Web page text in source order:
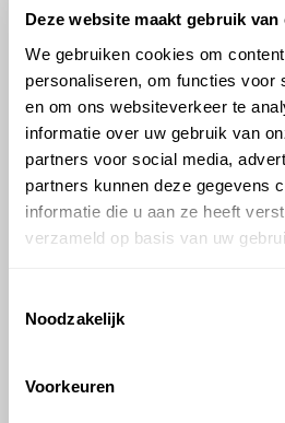
Deze website maakt gebruik van
We gebruiken cookies om
personaliseren, om functies voor
en om ons websiteverkeer te
informatie over uw gebruik van
partners voor social media,
partners kunnen deze gegevens
informatie die u aan ze heeft
verzameld op basis van uw
Noodzakelijk
Voorkeuren
Coupé GLC 300 e 4MATIC
Hoeveel motorolie gaat
Mercedes-Benz GLC-
Hoe vaak moet de
worden bij een
klasse Coupé?
Mercedes-Benz GLC-